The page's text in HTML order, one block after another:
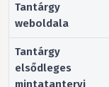
Tantárgy
weboldala
Tantárgy
elsődleges
mintatantervi